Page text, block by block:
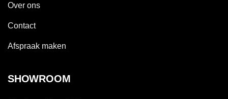
Over ons
Contact
Afspraak maken
SHOWROOM